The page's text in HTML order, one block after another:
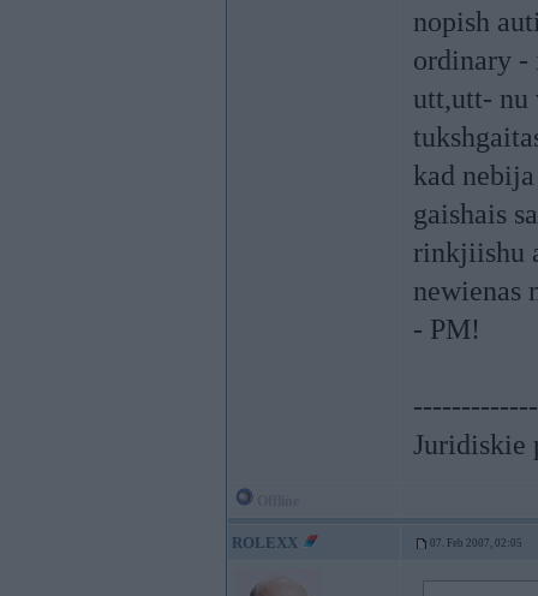
nopish
ordinary
utt,utt- nu
kad
gaishais
rinkjiishu
newienas
- PM!
Juridiskie
ROLEXX 07. Feb 2007, 02:05